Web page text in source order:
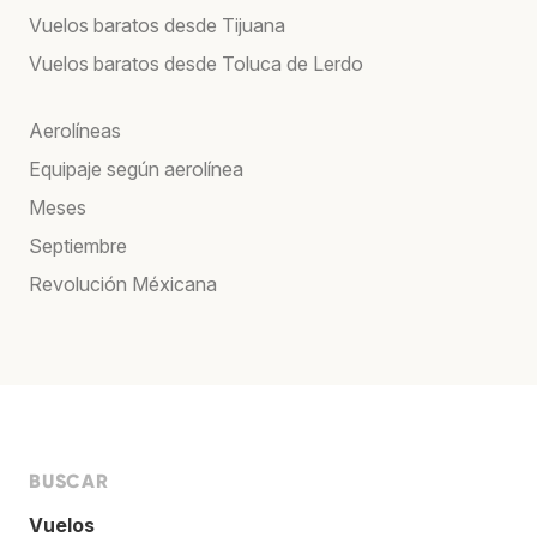
Vuelos baratos desde Tijuana
Vuelos baratos desde Toluca de Lerdo
Aerolíneas
Equipaje según aerolínea
Meses
Septiembre
Revolución Méxicana
BUSCAR
Vuelos